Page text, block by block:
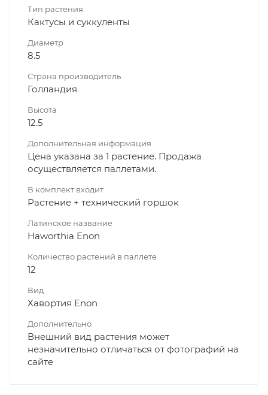
Тип растения
Кактусы и суккуленты
Диаметр
8.5
Страна производитель
Голландия
Высота
12.5
Дополнительная информация
Цена указана за 1 растение. Продажа
осуществляется паллетами.
В комплект входит
Растение + технический горшок
Латинское название
Haworthia Enon
Количество растений в паллете
12
Вид
Хавортия Enon
Дополнительно
Внешний вид растения может
незначительно отличаться от фотографий на
сайте